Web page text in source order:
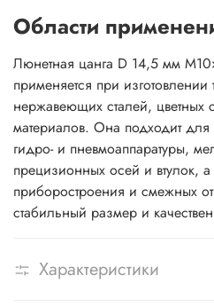
Области
Люнетная цанга D 14,5 мм
применяется при
нержавеющих сталей, цветных
материалов. Она подходит для
гидро- и пневмоаппаратуры,
прецизионных осей и втулок,
приборостроения и смежных
стабильный размер и
Характеристики